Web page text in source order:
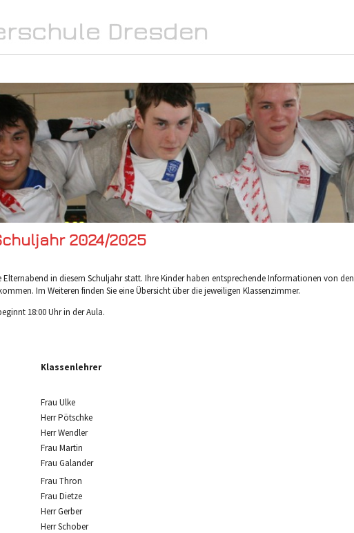
2024/2025
Elternabend in diesem Schuljahr statt. Ihre Kinder haben entsprechende Informationen von den
Im Weiteren finden Sie eine Übersicht über die jeweiligen Klassenzimmer.
18:00 Uhr in der Aula.
Klassenlehrer
Frau Ulke
Herr Pötschke
Herr Wendler
Frau Martin
Frau Galander
Frau Thron
Frau Dietze
Herr Gerber
Herr Schober